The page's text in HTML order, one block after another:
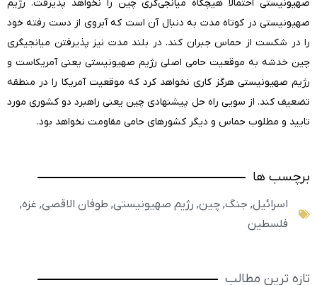
صهیونیستی احتمالا هیچگاه میانجی‌گری چین را نخواهد پذیرفت. رژیم
صهیونیستی در کوتاه مدت به دنبال آن است که آبروی از دست رفته خود
را در شکست از حماس جبران کند. در بلند مدت نیز پذیرفتن میانجیگری
چین خدشه به موقعیت حامی اصلی رژیم صهیونیستی یعنی آمریکاست و
رژیم صهیونیستی هرگز کاری نخواهد کرد که موقعیت آمریکا را در منطقه
تضعیف کند. از سویی راه حل پیشنهادی چین یعنی راهبرد دو کشوری مورد
تایید و مطلوب حماس و دیگر کشورهای حامی مقاومت نخواهد بود.
برچسب ها
اسرائیل, جنگ, چین, رژیم صهیونیستی, طوفان الاقصی, غزه,
فلسطین
تازه ترین مطالب